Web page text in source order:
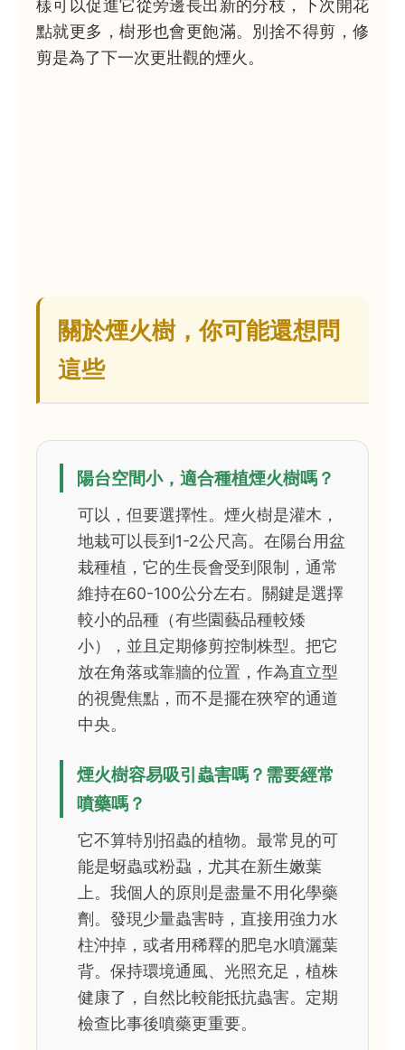
樣可以促進它從旁邊長出新的分枝，下次開花
點就更多，樹形也會更飽滿。別捨不得剪，修
剪是為了下一次更壯觀的煙火。
關於煙火樹，你可能還想問
這些
陽台空間小，適合種植煙火樹嗎？
可以，但要選擇性。煙火樹是灌木，
地栽可以長到1-2公尺高。在陽台用盆
栽種植，它的生長會受到限制，通常
維持在60-100公分左右。關鍵是選擇
較小的品種（有些園藝品種較矮
小），並且定期修剪控制株型。把它
放在角落或靠牆的位置，作為直立型
的視覺焦點，而不是擺在狹窄的通道
中央。
煙火樹容易吸引蟲害嗎？需要經常
噴藥嗎？
它不算特別招蟲的植物。最常見的可
能是蚜蟲或粉蝨，尤其在新生嫩葉
上。我個人的原則是盡量不用化學藥
劑。發現少量蟲害時，直接用強力水
柱沖掉，或者用稀釋的肥皂水噴灑葉
背。保持環境通風、光照充足，植株
健康了，自然比較能抵抗蟲害。定期
檢查比事後噴藥更重要。